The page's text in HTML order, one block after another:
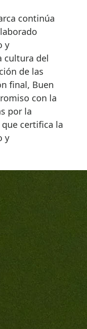
continúa
y
cultura del
de las
final, Buen
con la
por la
que certifica la
y